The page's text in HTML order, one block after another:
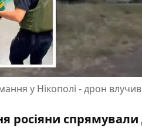
у Нікополі - дрон
росіяни спрямували